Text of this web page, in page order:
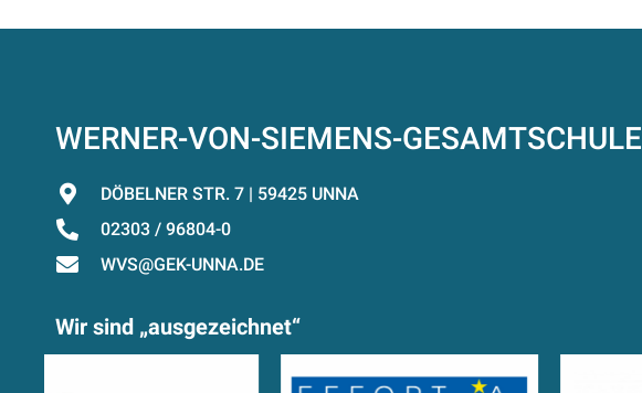
WERNER-VON-SIEMENS-GESAMTSCHULE
DÖBELNER STR. 7 | 59425 UNNA
02303 / 96804-0
WVS@GEK-UNNA.DE
Wir sind „ausgezeichnet“